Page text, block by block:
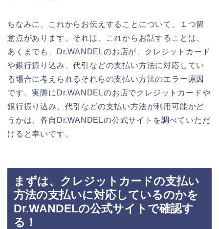
ちなみに、これからお伝えすることについて、１つ留
意点があります。それは、これからお話することは、
あくまでも、Dr.WANDELのお店が、クレジットカード
や銀行振り込み、代引などの支払い方法に対応してい
る場合に考えられるそれらの支払い方法のエラー原因
です。実際にDr.WANDELのお店でクレジットカードや
銀行振り込み、代引などの支払い方法が利用可能かど
うかは、各自Dr.WANDELの公式サイトを調べていただ
けると幸いです。
まずは、クレジットカードの支払い
方法の支払いに対応しているのかを
Dr.WANDELの公式サイトで確認す
る！